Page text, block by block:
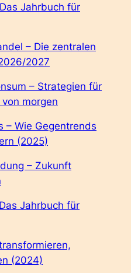
Jahrbuch für
– Die zentralen
2027
– Strategien für
morgen
– Wie Gegentrends
(2025)
– Zukunft
Jahrbuch für
(2024)